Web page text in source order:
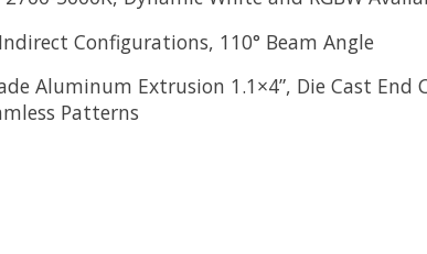
Configurations, 110° Beam Angle
Aluminum Extrusion 1.1×4”, Die Cast
Patterns